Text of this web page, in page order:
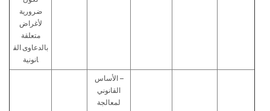
ضرورية
لأغراض
متعلقة
بالدعاوى الق
انونية
– الأساس
القانوني
لمعالجة